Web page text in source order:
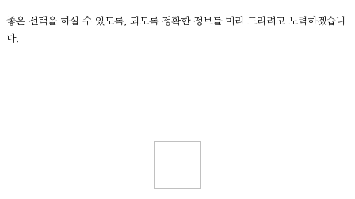
좋은 선택을 하실 수 있도록, 되도록 정확한 정보를 미리 드리려고 노력하겠습니
다.